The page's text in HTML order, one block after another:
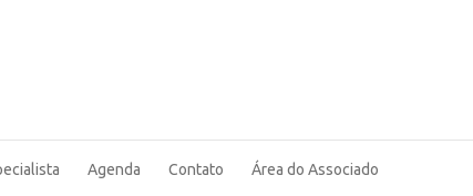
Agenda Contato Área do Associado